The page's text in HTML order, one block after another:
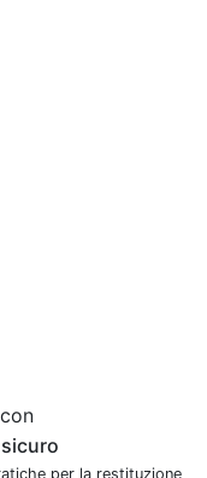
per la restituzione